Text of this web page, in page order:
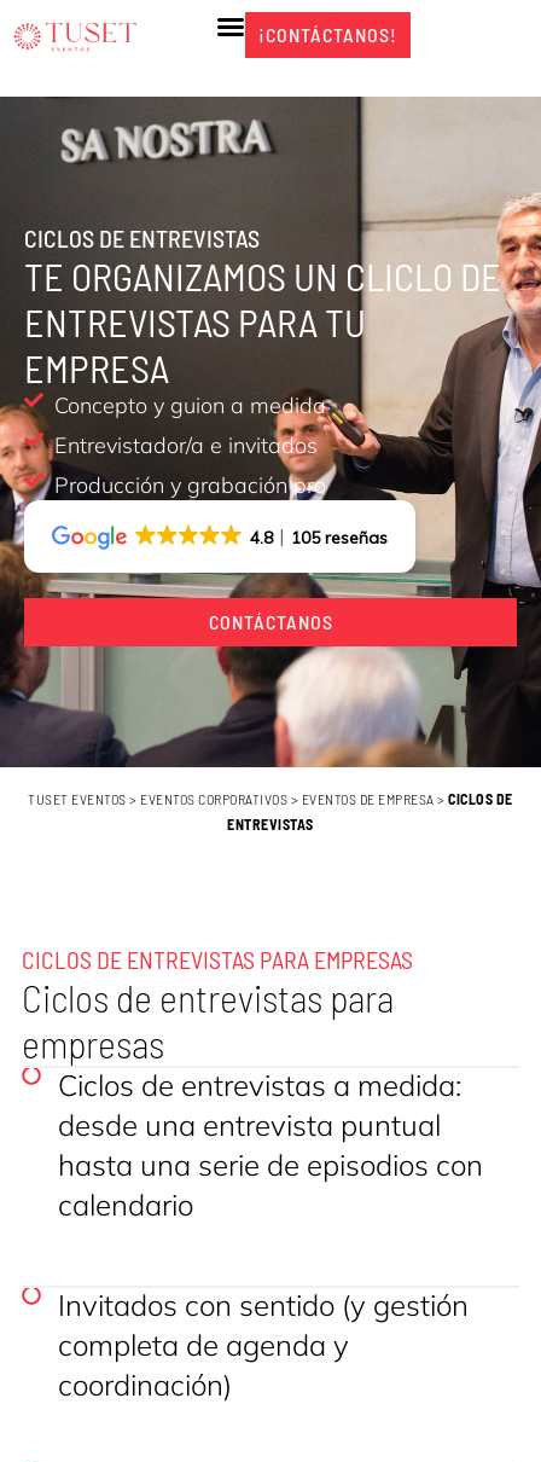
¡CONTÁCTANOS!
¡CONTÁCTANOS!
CICLOS DE ENTREVISTAS
TE ORGANIZAMOS UN CLICLO DE
ENTREVISTAS PARA TU
EMPRESA
Concepto y guion a medida
Entrevistador/a e invitados
Producción y grabación pro
4.8 105 reseñas
CONTÁCTANOS
TUSET EVENTOS > EVENTOS CORPORATIVOS > EVENTOS DE EMPRESA >CICLOS DE
ENTREVISTAS
CICLOS DE ENTREVISTAS PARA EMPRESAS
Ciclos de entrevistas para
empresas
Ciclos de entrevistas a medida:
desde una entrevista puntual
hasta una serie de episodios con
calendario
Invitados con sentido (y gestión
completa de agenda y
coordinación)